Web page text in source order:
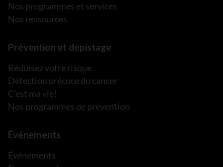
Nos programmes et services
Nos ressources
Prévention et dépistage
Réduisez votre risque
Détection précoce du cancer
C’est ma vie!
Nos programmes de prévention
Événements
Événements